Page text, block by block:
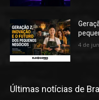
4 de
Últimas notícias de